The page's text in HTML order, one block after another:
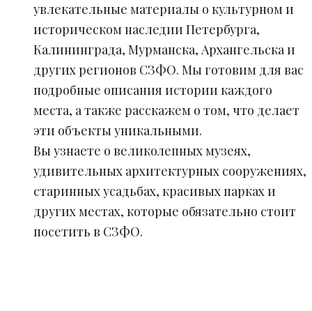
увлекательные материалы о культурном и
историческом наследии Петербурга,
Калининграда, Мурманска, Архангельска и
других регионов СЗФО. Мы готовим для вас
подробные описания истории каждого
места, а также расскажем о том, что делает
эти объекты уникальными.
Вы узнаете о великолепных музеях,
удивительных архитектурных сооружениях,
старинных усадьбах, красивых парках и
других местах, которые обязательно стоит
посетить в СЗФО.